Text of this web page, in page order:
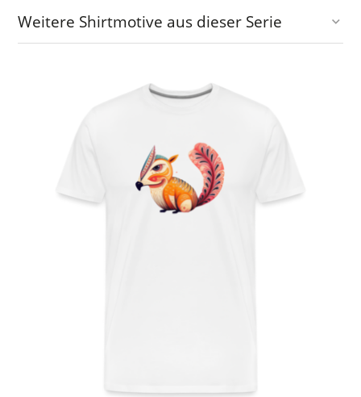
Weitere Shirtmotive aus dieser Serie